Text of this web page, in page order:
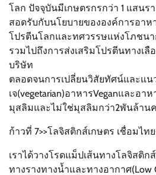
โลก ปัจจุบันมีเกษตรกรกว่า 1 แสน
สอดรับกับนโยบายขององค์การอาห
โปรตีนโลกและทศวรรษแห่งโภชนา
รวมไปถึงการส่งเสริมโปรตีนทางเ
บริษัท
ตลอดจนการเปลี่ยนวิสัยทัศน์และแ
เจ(vegetarian)อาหารVeganและอ
มุสลิมและไม่ใช่มุสลิมกว่า2พันล้า
ก้าวที่ 7>>โลจิสติกส์เกษตร เชื่อมไท
เราได้วางโรดแม็ปเส้นทางโลจิสติ
ทางรางทางน้ำและทางอากาศ